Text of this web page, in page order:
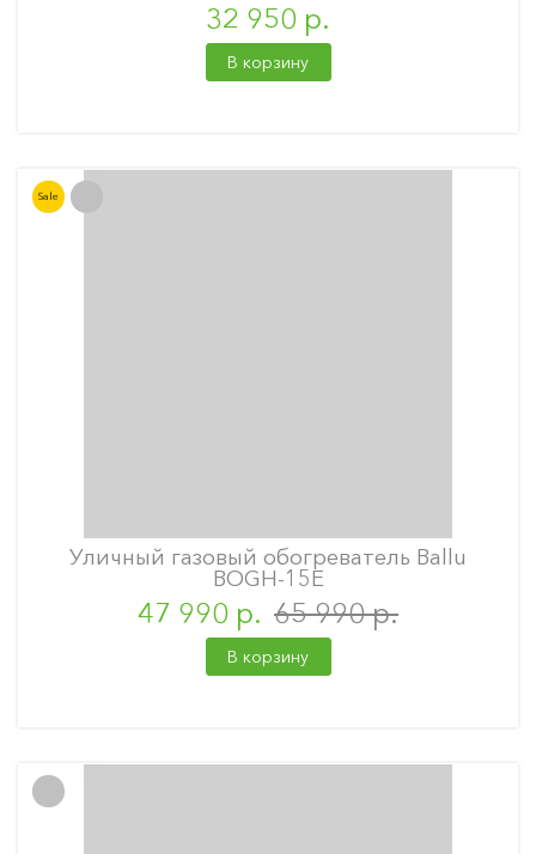
32 950 р.
В корзину
Sale
Уличный газовый обогреватель Ballu
BOGH-15E
47 990 р. 65 990 р.
В корзину